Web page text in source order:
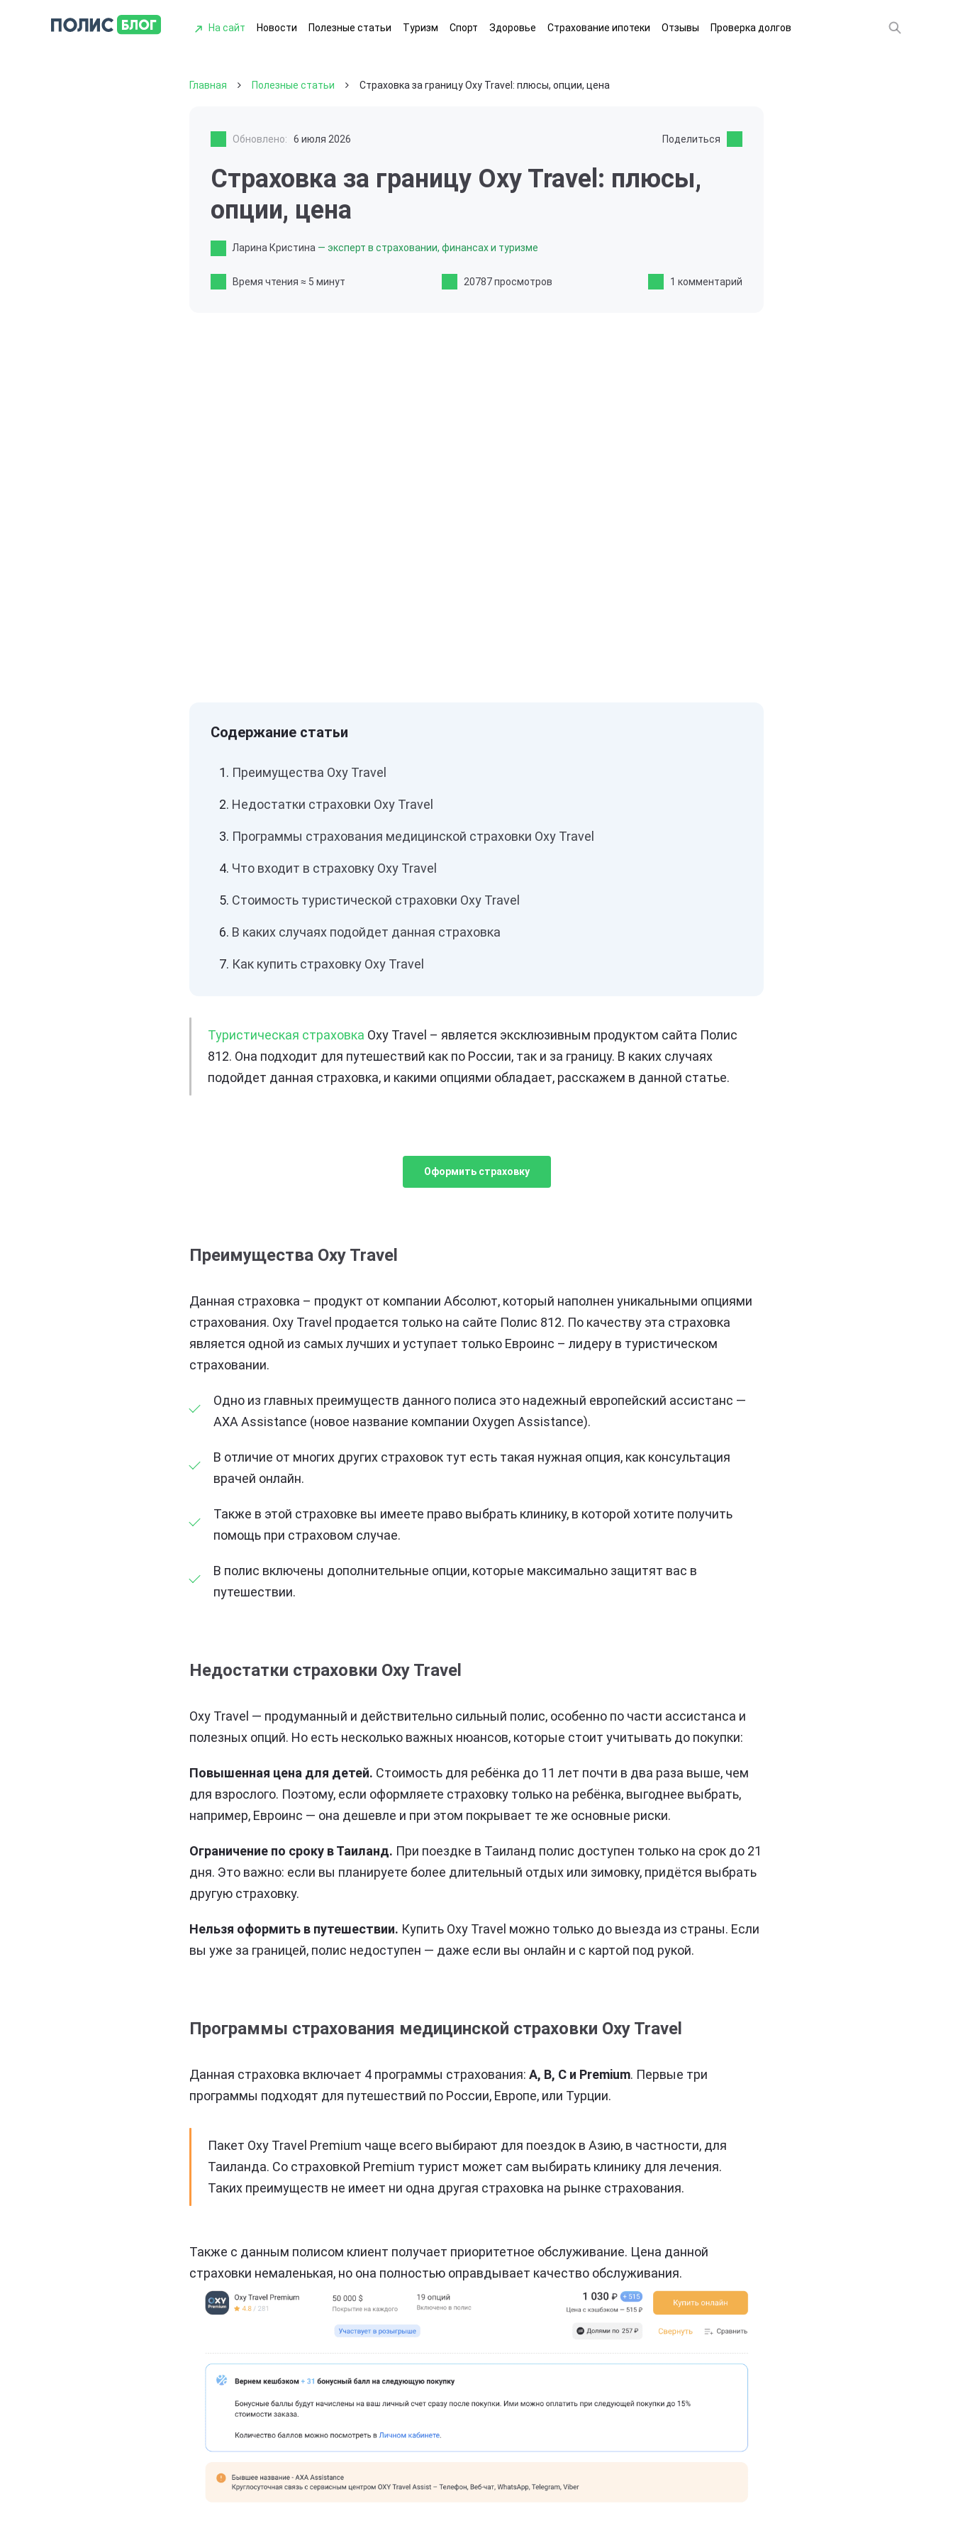
На сайт Новости Полезные статьи Туризм Спорт Здоровье Страхование ипотеки Отзывы Проверка долгов
Главная Полезные статьи Страховка за границу Oxy Travel: плюсы, опции, цена
Обновлено: 6 июля 2026 Поделиться
Страховка за границу Oxy Travel: плюсы,
опции, цена
Ларина Кристина — эксперт в страховании, финансах и туризме
Время чтения ≈ 5 минут 20787 просмотров 1 комментарий
Преимущества Oxy Travel
Недостатки страховки Oxy Travel
Программы страхования медицинской страховки Oxy Travel
Что входит в страховку Oxy Travel
Стоимость туристической страховки Oxy Travel
В каких случаях подойдет данная страховка
Как купить страховку Oxy Travel
Туристическая страховка Oxy Travel – является эксклюзивным продуктом сайта Полис
812. Она подходит для путешествий как по России, так и за границу. В каких случаях
подойдет данная страховка, и какими опциями обладает, расскажем в данной статье.
Оформить страховку
Преимущества Oxy Travel
Данная страховка – продукт от компании Абсолют, который наполнен уникальными опциями
страхования. Oxy Travel продается только на сайте Полис 812. По качеству эта страховка
является одной из самых лучших и уступает только Евроинс – лидеру в туристическом
страховании.
Одно из главных преимуществ данного полиса это надежный европейский ассистанс —
AXA Assistance (новое название компании Oxygen Assistance).
В отличие от многих других страховок тут есть такая нужная опция, как консультация
врачей онлайн.
Также в этой страховке вы имеете право выбрать клинику, в которой хотите получить
помощь при страховом случае.
В полис включены дополнительные опции, которые максимально защитят вас в
путешествии.
Недостатки страховки Oxy Travel
Oxy Travel — продуманный и действительно сильный полис, особенно по части ассистанса и
полезных опций. Но есть несколько важных нюансов, которые стоит учитывать до покупки:
Повышенная цена для детей. Стоимость для ребёнка до 11 лет почти в два раза выше, чем
для взрослого. Поэтому, если оформляете страховку только на ребёнка, выгоднее выбрать,
например, Евроинс — она дешевле и при этом покрывает те же основные риски.
Ограничение по сроку в Таиланд. При поездке в Таиланд полис доступен только на срок до 21
дня. Это важно: если вы планируете более длительный отдых или зимовку, придётся выбрать
другую страховку.
Нельзя оформить в путешествии. Купить Oxy Travel можно только до выезда из страны. Если
вы уже за границей, полис недоступен — даже если вы онлайн и с картой под рукой.
Программы страхования медицинской страховки Oxy Travel
Данная страховка включает 4 программы страхования: А, В, С и Premium. Первые три
программы подходят для путешествий по России, Европе, или Турции.
Пакет Oxy Travel Premium чаще всего выбирают для поездок в Азию, в частности, для
Таиланда. Со страховкой Premium турист может сам выбирать клинику для лечения.
Таких преимуществ не имеет ни одна другая страховка на рынке страхования.
Также с данным полисом клиент получает приоритетное обслуживание. Цена данной
страховки немаленькая, но она полностью оправдывает качество обслуживания.